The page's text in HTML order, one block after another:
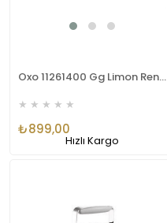
Oxo 11261400 Gg Limon Rendesi
★ ★ ★ ★ ★
₺899,00
Hızlı Kargo